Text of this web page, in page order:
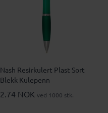
Nash Resirkulert Plast Sort
Blekk Kulepenn
2.74 NOK ved 1000 stk.